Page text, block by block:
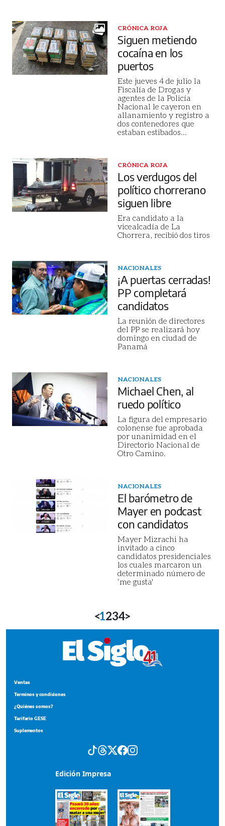
CRÓNICA ROJA
Siguen metiendo
cocaína en los
puertos
Este jueves 4 de julio la
Fiscalía de Drogas y
agentes de la Policía
Nacional le cayeron en
allanamiento y registro a
dos contenedores que
estaban estibados...
CRÓNICA ROJA
Los verdugos del
político chorrerano
siguen libre
Era candidato a la
vicealcadía de La
Chorrera, recibió dos tiros
NACIONALES
¡A puertas cerradas!
PP completará
candidatos
La reunión de directores
del PP se realizará hoy
domingo en ciudad de
Panamá
NACIONALES
Michael Chen, al
ruedo político
La figura del empresario
colonense fue aprobada
por unanimidad en el
Directorio Nacional de
Otro Camino.
NACIONALES
El barómetro de
Mayer en podcast
con candidatos
Mayer Mizrachi ha
invitado a cinco
candidatos presidenciales
los cuales marcaron un
determinado número de
‘me gusta'
<1234>
Ventas
Terminos y condiciones
¿Quiénes somos?
Tarifario GESE
Suplementos
Edición Impresa